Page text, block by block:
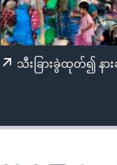
သီးခြားခွဲထုတ်၍ နာ